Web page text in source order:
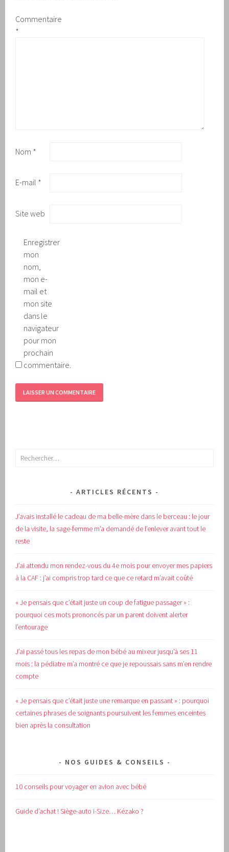
Commentaire
*
Nom *
E-mail *
Site web
Enregistrer
mon
nom,
mon e-
mail et
mon site
dans le
navigateur
pour mon
prochain
commentaire.
Rechercher :
ARTICLES RÉCENTS
J’avais installé le cadeau de ma belle-mère dans le berceau : le jour
de la visite, la sage-femme m’a demandé de l’enlever avant tout le
reste
J’ai attendu mon rendez-vous du 4e mois pour envoyer mes papiers
à la CAF : j’ai compris trop tard ce que ce retard m’avait coûté
« Je pensais que c’était juste un coup de fatigue passager » :
pourquoi ces mots prononcés par un parent doivent alerter
l’entourage
J’ai passé tous les repas de mon bébé au mixeur jusqu’à ses 11
mois : la pédiatre m’a montré ce que je repoussais sans m’en rendre
compte
« Je pensais que c’était juste une remarque en passant » : pourquoi
certaines phrases de soignants poursuivent les femmes enceintes
bien après la consultation
NOS GUIDES & CONSEILS
10 conseils pour voyager en avion avec bébé
Guide d’achat !Siège-auto i-Size… Kézako ?